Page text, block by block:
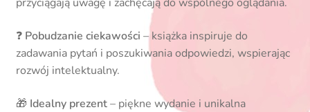
przyciągają uwagę i zachęcają do wspólnego oglądania.
❓ Pobudzanie ciekawości – książka inspiruje do
zadawania pytań i poszukiwania odpowiedzi, wspierając
rozwój intelektualny.
🎁 Idealny prezent– piękne wydanie i unikalna